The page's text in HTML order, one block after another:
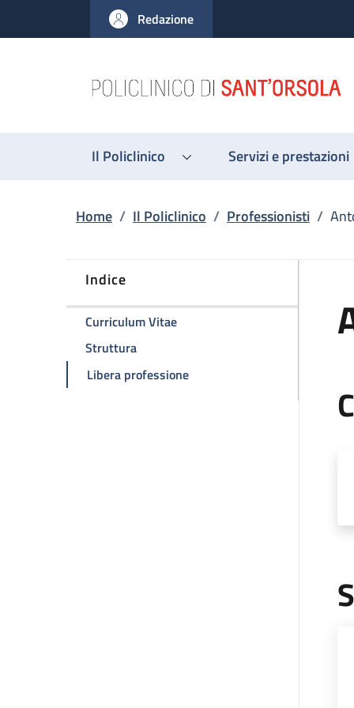
al contenuto principale
to footer content
Redazione
Il Policlinico Servizi e prestazioni
Briciole di pane
Home / Il Policlinico / Professionisti /
Indice
Curriculum Vitaedella pagina Antonio Ciardella
Strutturadella pagina Antonio Ciardella
Libera professionedella pagina Antonio Ciardella